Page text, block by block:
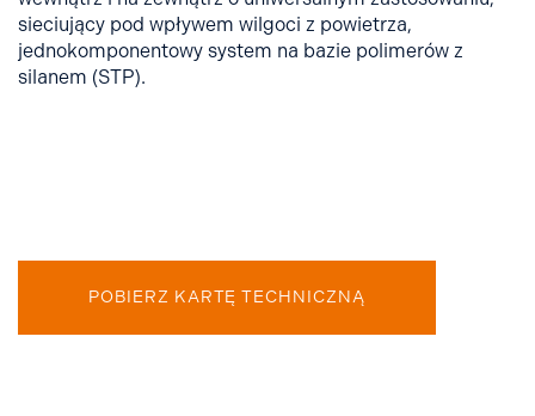
sieciujący pod wpływem wilgoci z powietrza,
jednokomponentowy system na bazie polimerów z
silanem (STP).
POBIERZ KARTĘ TECHNICZNĄ